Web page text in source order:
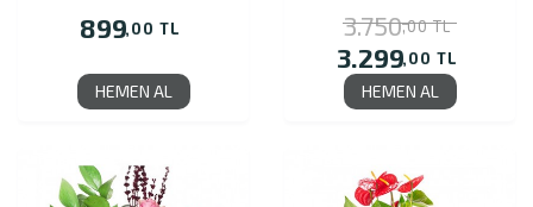
899,00 TL
HEMEN AL
3.750,00 TL
3.299,00 TL
HEMEN AL